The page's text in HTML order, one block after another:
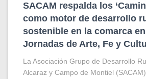
SACAM respalda los
como motor de desarrollo
sostenible en la comarca
Jornadas de Arte, Fe y
La Asociación Grupo de Desarrollo
Alcaraz y Campo de Montiel